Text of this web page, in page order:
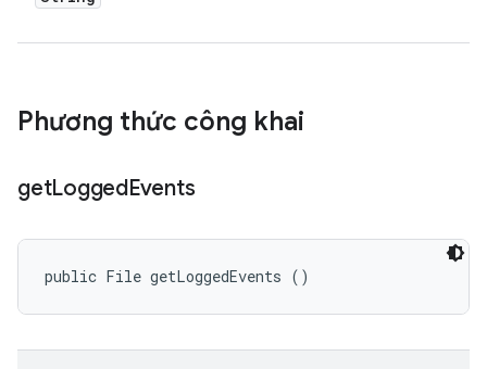
Phương thức công khai
getLoggedEvents
public File getLoggedEvents ()